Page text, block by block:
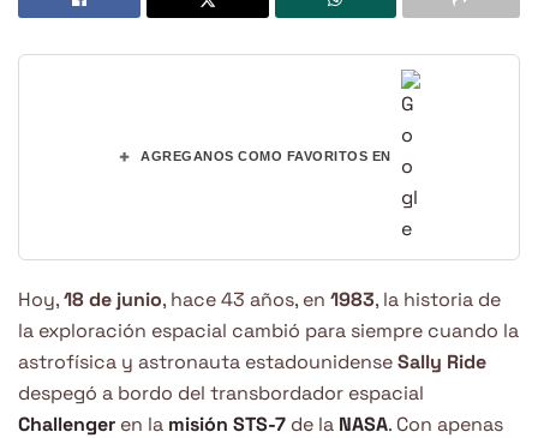
+ AGREGANOS COMO FAVORITOS EN
Hoy,18 de junio, hace 43 años, en 1983, la historia de
la exploración espacial cambió para siempre cuando la
astrofísica y astronauta estadounidenseSally Ride
despegó a bordo del transbordador espacial
Challenger en la misión STS-7 de la NASA. Con apenas